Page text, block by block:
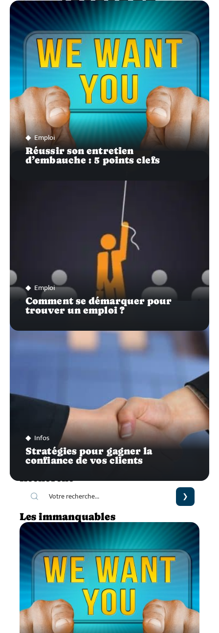
SUR…
Emploi
Réussir son entretien
d’embauche : 5 points clefs
Emploi
Comment se démarquer pour
trouver un emploi ?
Infos
Stratégies pour gagner la
confiance de vos clients
Les immanquables